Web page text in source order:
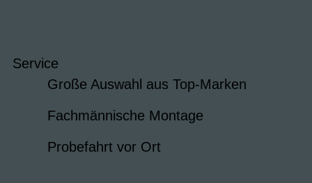
Service
Große Auswahl aus Top-Marken
Fachmännische Montage
Probefahrt vor Ort